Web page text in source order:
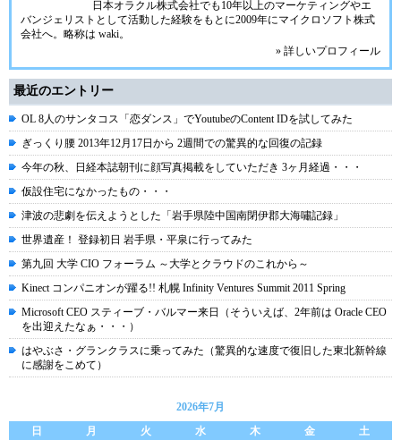
日本オラクル株式会社でも10年以上のマーケティングやエ
バンジェリストとして活動した経験をもとに2009年にマイクロソフト株式
会社へ。略称は waki。
» 詳しいプロフィール
最近のエントリー
OL 8人のサンタコス「恋ダンス」でYoutubeのContent IDを試してみた
ぎっくり腰 2013年12月17日から 2週間での驚異的な回復の記録
今年の秋、日経本誌朝刊に顔写真掲載をしていただき 3ヶ月経過・・・
仮設住宅になかったもの・・・
津波の悲劇を伝えようとした「岩手県陸中国南閉伊郡大海嘯記録」
世界遺産！ 登録初日 岩手県・平泉に行ってみた
第九回 大学 CIO フォーラム ～大学とクラウドのこれから～
Kinect コンパニオンが躍る!! 札幌 Infinity Ventures Summit 2011 Spring
Microsoft CEO スティーブ・バルマー来日（そういえば、2年前は Oracle CEO
を出迎えたなぁ・・・）
はやぶさ・グランクラスに乗ってみた（驚異的な速度で復旧した東北新幹線
に感謝をこめて）
2026年7月
日
月 火 水 木 金
土